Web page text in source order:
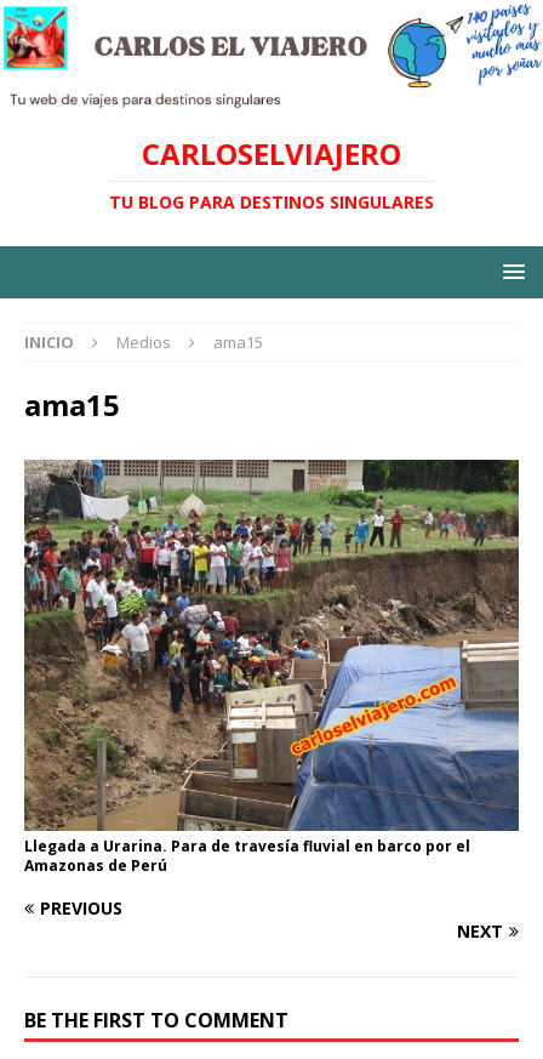
CARLOSELVIAJERO
TU BLOG PARA DESTINOS SINGULARES
INICIO Medios ama15
ama15
Llegada a Urarina. Para de travesía fluvial en barco por el
Amazonas de Perú
PREVIOUS
NEXT
BE THE FIRST TO COMMENT